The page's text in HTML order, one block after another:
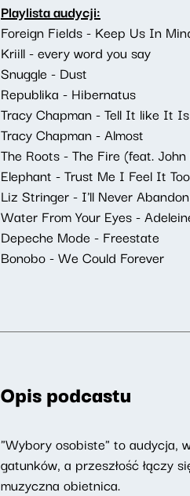
Playlista audycji:
Foreign Fields - Keep Us In
Kriill - every word you say
Snuggle - Dust
Republika - Hibernatus
Tracy Chapman - Tell It like It Is
Tracy Chapman - Almost
The Roots - The Fire (feat.
Elephant - Trust Me I Feel It Too
Liz Stringer - I'll Never
Water From Your Eyes -
Depeche Mode - Freestate
Bonobo - We Could Forever
Opis podcastu
"Wybory osobiste" to audycja,
gatunków, a przeszłość łączy
muzyczna obietnica.